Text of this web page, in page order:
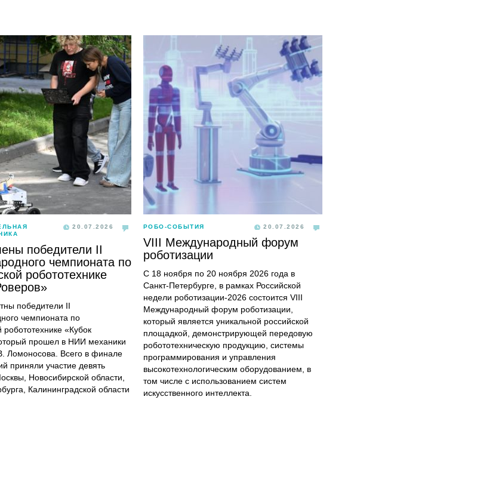
20.07.2026
победители II
чемпионата по
робототехнике
победители II
чемпионата по
робототехнике «Кубок
прошел в НИИ механики
Ломоносова. Всего в финале
приняли участие девять
Новосибирской области,
Калининградской области
РОБО-СОБЫТИЯ 20.07.2026
VIII Международный форум
роботизации
С 18 ноября по 20 ноября 2026 года в
Санкт-Петербурге, в рамках Российской
недели роботизации-2026 состоится VIII
Международный форум роботизации,
который является уникальной российской
площадкой, демонстрирующей передовую
робототехническую продукцию, системы
программирования и управления
высокотехнологическим оборудованием, в
том числе с использованием систем
искусственного интеллекта.